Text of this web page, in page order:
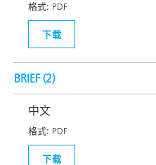
格式: PDF
下载
BRIEF (2)
中文
格式: PDF
下载